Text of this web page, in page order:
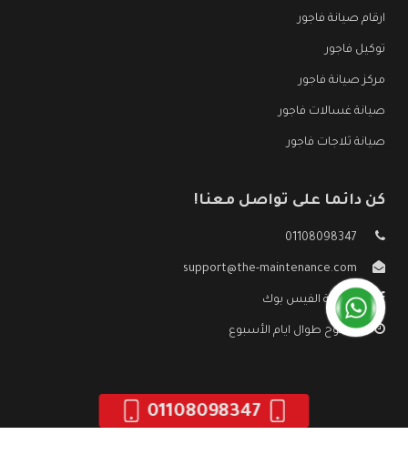
ارقام صيانة فاجور
توكيل فاجور
مركز صيانة فاجور
صيانة غسالات فاجور
صيانة ثلاجات فاجور
كن دائما على تواصل معنا!
01108098347
support@the-maintenance.com
صفحة الفيس بوك
مفتوح طوال ايام الأسبوع
01108098347